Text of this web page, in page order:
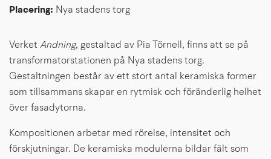
Placering: Nya stadens torg
Verket Andning, gestaltad av Pia Törnell, finns att se på
transformatorstationen på Nya stadens torg.
Gestaltningen består av ett stort antal keramiska former
som tillsammans skapar en rytmisk och föränderlig helhet
över fasadytorna.
Kompositionen arbetar med rörelse, intensitet och
förskjutningar. De keramiska modulerna bildar fält som